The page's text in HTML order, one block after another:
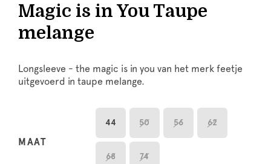
Magic is in You Taupe
melange
Longsleeve - the magic is in you van het merk feetje
uitgevoerd in taupe melange.
MAAT
44 50 56 62
68 74